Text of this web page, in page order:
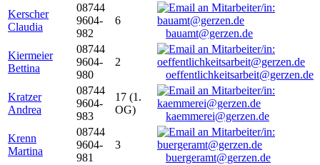
Kerscher
Claudia
08744
9604-
982
6
bauamt@gerzen.de
Kiermeier
Bettina
08744
9604-
980
2
oeffentlichkeitsarbeit@gerzen.de
Kratzer
Andrea
08744
9604-
983
17 (1.
OG)
kaemmerei@gerzen.de
Krenn
Martina
08744
9604-
981
3
buergeramt@gerzen.de